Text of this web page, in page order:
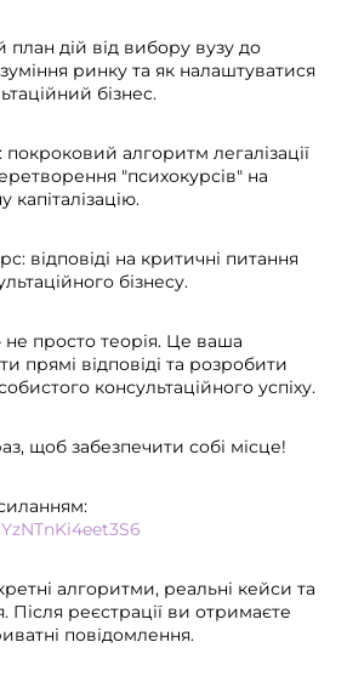
план дій від вибору вузу до
ринку та як налаштуватися
бізнес.
покроковий алгоритм легалізації
"психокурсів" на
капіталізацію.
відповіді на критичні питання
бізнесу.
просто теорія. Це ваша
прямі відповіді та розробити
консультаційного успіху.
щоб забезпечити собі місце!
алгоритми, реальні кейси та
Після реєстрації ви отримаєте
повідомлення.